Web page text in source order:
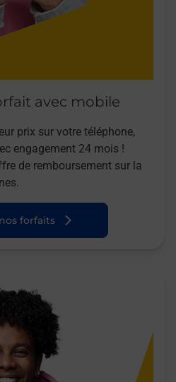
avec mobile
prix sur votre téléphone,
engagement 24 mois !
de remboursement sur la
forfaits